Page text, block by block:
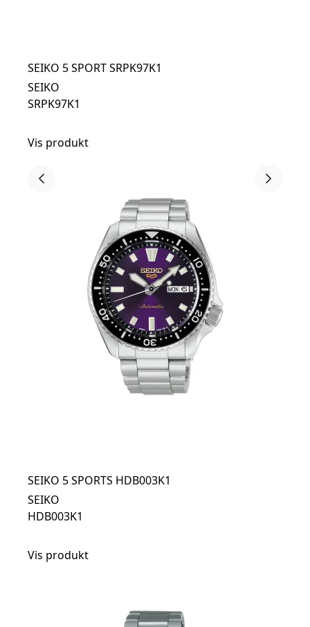
SEIKO 5 SPORT SRPK97K1
SEIKO
SRPK97K1
Vis produkt
SEIKO 5 SPORTS HDB003K1
SEIKO
HDB003K1
Vis produkt